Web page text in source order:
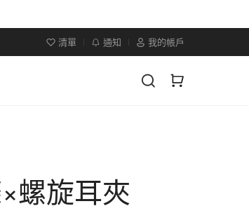
清單 通知 我的帳戶
螺旋耳夾